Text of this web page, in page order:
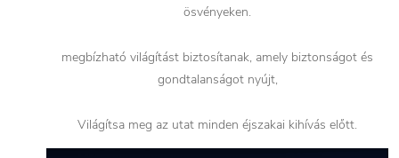
ösvényeken.
megbízható világítást biztosítanak, amely biztonságot és
gondtalanságot nyújt,
Világítsa meg az utat minden éjszakai kihívás előtt.